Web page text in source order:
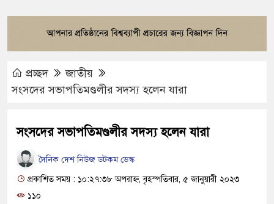
প্রচ্ছদ
জাতীয়
সংসদের সভাপতিমণ্ডলীর সদস্য হলেন যারা
সংসদের সভাপতিমণ্ডলীর সদস্য হলেন যারা
দৈনিক দেশ নিউজ ডটকম ডেস্ক
প্রকাশিত সময় : ১০:২৭:৩৮ অপরাহ্ন, বৃহস্পতিবার, ৫ জানুয়ারী ২০২৩
১১০